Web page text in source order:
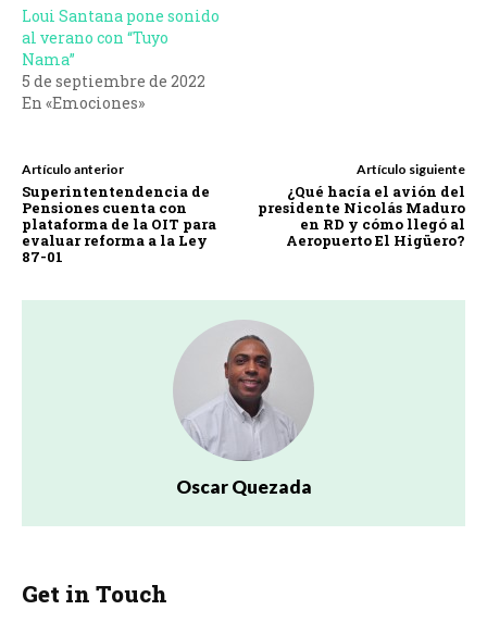
Loui Santana pone sonido
al verano con “Tuyo
Nama”
5 de septiembre de 2022
En «Emociones»
Artículo anterior
Superintentendencia de
Pensiones cuenta con
plataforma de la OIT para
evaluar reforma a la Ley
87-01
Artículo siguiente
¿Qué hacía el avión del
presidente Nicolás Maduro
en RD y cómo llegó al
Aeropuerto El Higüero?
Oscar Quezada
Get in Touch